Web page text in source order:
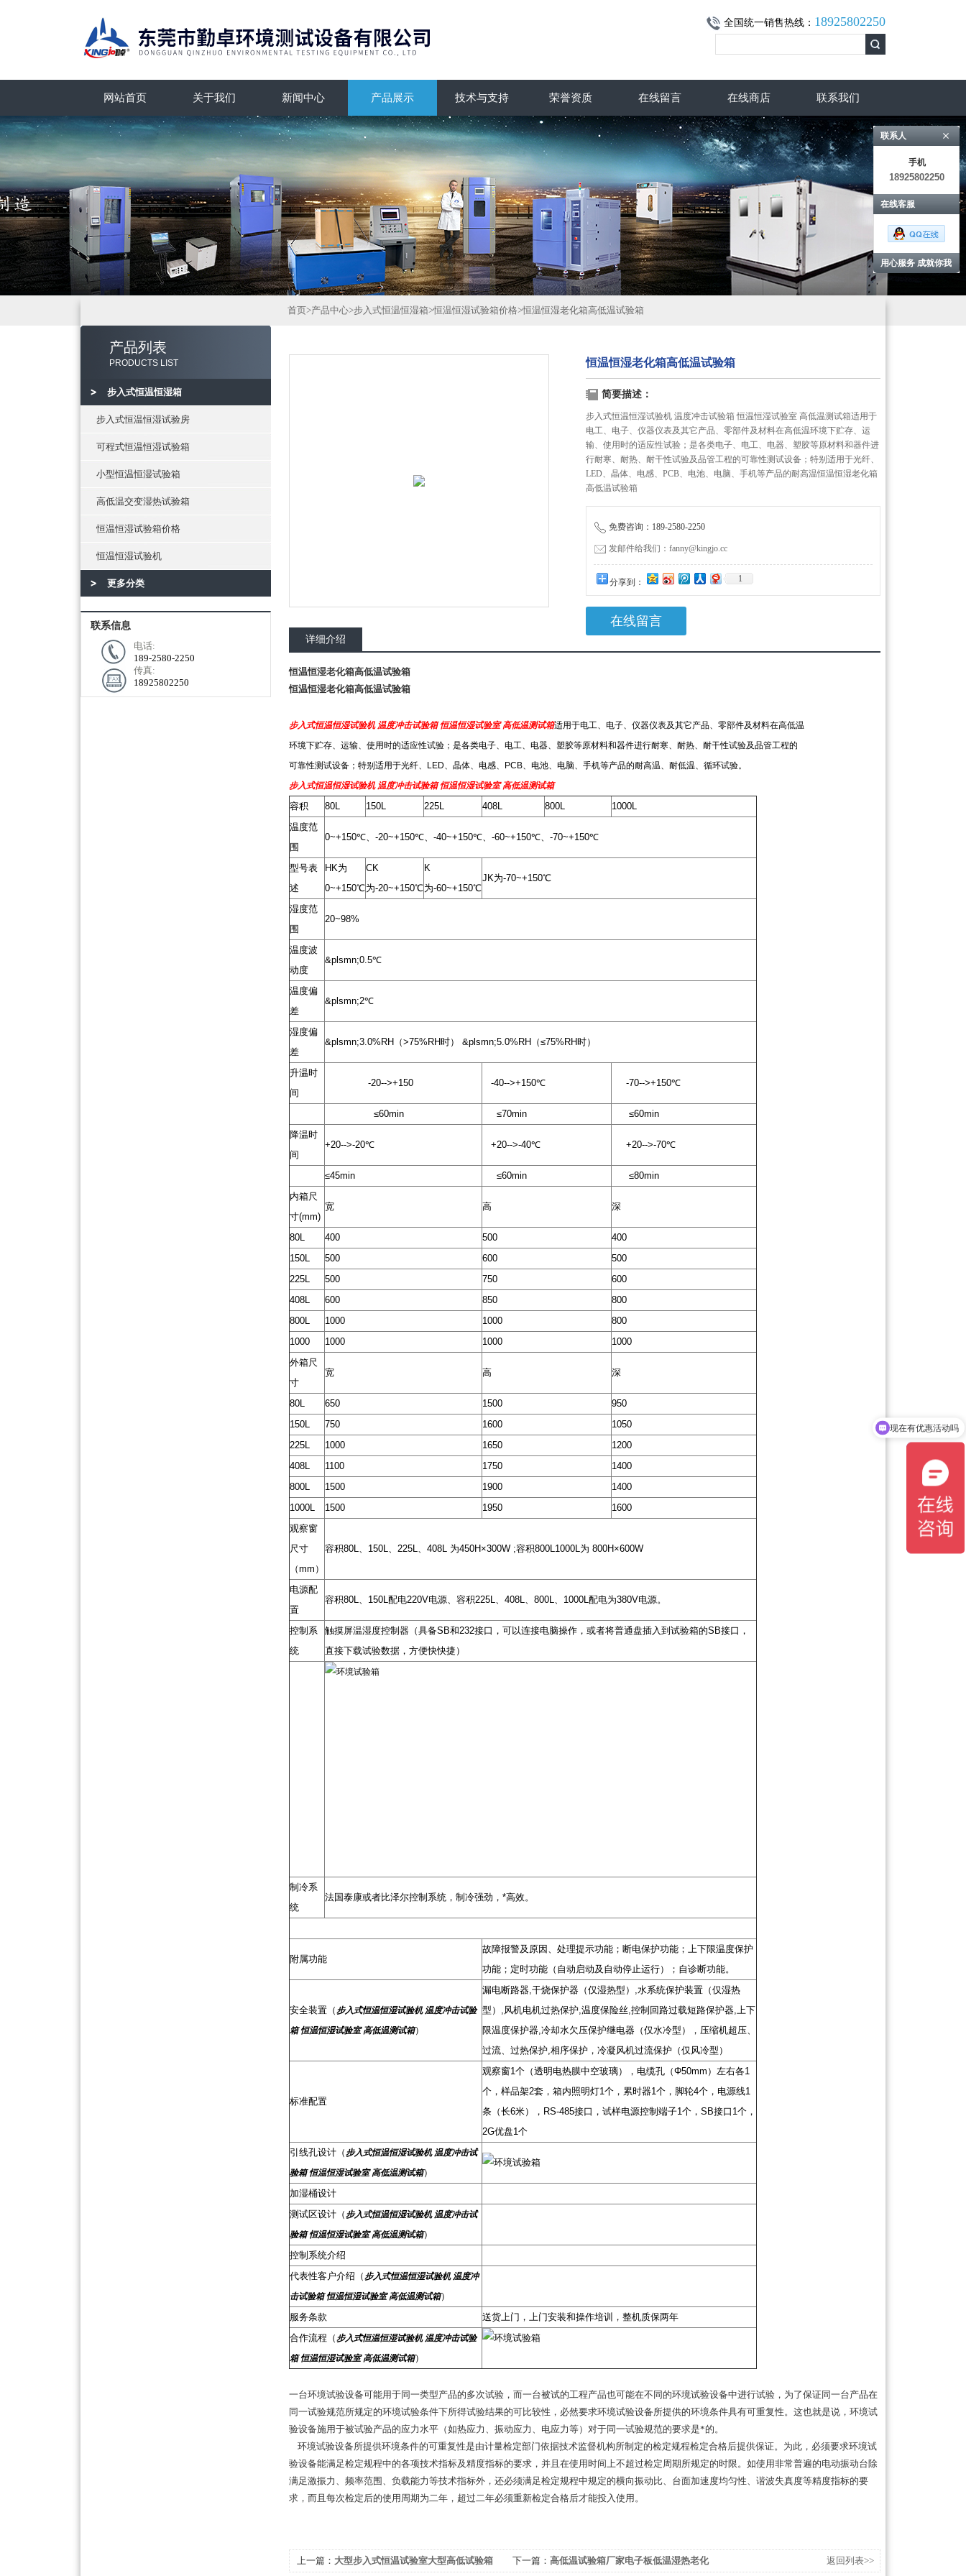
全国统一销售热线： 18925802250
网站首页 关于我们 新闻中心 产品展示 技术与支持 荣誉资质 在线留言 在线商店 联系我们
产品列表
PRODUCTS LIST
步入式恒温恒湿箱
步入式恒温恒湿试验房
可程式恒温恒湿试验箱
小型恒温恒湿试验箱
高低温交变湿热试验箱
恒温恒湿试验箱价格
恒温恒湿试验机
更多分类
联系信息
电话:
189-2580-2250
传真:
18925802250
首页>产品中心>步入式恒温恒湿箱>恒温恒湿试验箱价格>恒温恒湿老化箱高低温试验箱
恒温恒湿老化箱高低温试验箱
简要描述：
步入式恒温恒湿试验机 温度冲击试验箱 恒温恒湿试验室 高低温测试箱适用于
电工、电子、仪器仪表及其它产品、零部件及材料在高低温环境下贮存、运
输、使用时的适应性试验；是各类电子、电工、电器、塑胶等原材料和器件进
行耐寒、耐热、耐干性试验及品管工程的可靠性测试设备；特别适用于光纤、
LED、晶体、电感、PCB、电池、电脑、手机等产品的耐高温恒温恒湿老化箱
高低温试验箱
免费咨询：189-2580-2250
发邮件给我们：fanny@kingjo.cc
分享到： 1
在线留言
详细介绍
恒温恒湿老化箱高低温试验箱
恒温恒湿老化箱高低温试验箱
步入式恒温恒湿试验机 温度冲击试验箱 恒温恒湿试验室 高低温测试箱适用于电工、电子、仪器仪表及其它产品、零部件及材料在高低温
环境下贮存、运输、使用时的适应性试验；是各类电子、电工、电器、塑胶等原材料和器件进行耐寒、耐热、耐干性试验及品管工程的
可靠性测试设备；特别适用于光纤、LED、晶体、电感、PCB、电池、电脑、手机等产品的耐高温、耐低温、循环试验。
步入式恒温恒湿试验机 温度冲击试验箱 恒温恒湿试验室 高低温测试箱
容积 80L 150L 225L 408L 800L
1000L
温度范
围
0~+150℃、-20~+150℃、-40~+150℃、-60~+150℃、-70~+150℃
型号表
述
HK为
0~+150℃
CK
为-20~+150℃
K
为-60~+150℃
JK为-70~+150℃
湿度范
围
20~98%
温度波
动度
&plsmn;0.5℃
温度偏
差
&plsmn;2℃
湿度偏
差
&plsmn;3.0%RH（>75%RH时） &plsmn;5.0%RH（≤75%RH时）
升温时
间
-20-->+150 -40-->+150℃ -70-->+150℃
≤60min ≤70min
≤60min
降温时
间
+20-->-20℃ +20-->-40℃ +20-->-70℃
≤45min ≤60min
≤80min
内箱尺
寸(mm)
宽 高 深
80L 400 500
400
150L
500 600
500
225L
500 750
600
408L
600 850
800
800L
1000 1000
800
1000
1000 1000
1000
外箱尺
寸
宽 高 深
80L 650 1500
950
150L
750 1600
1050
225L
1000 1650
1200
408L
1100 1750
1400
800L
1500 1900
1400
1000L
1500 1950
1600
观察窗
尺寸
（mm）
容积80L、150L、225L、408L 为450H×300W ;容积800L1000L为 800H×600W
电源配
置
容积80L、150L配电220V电源、容积225L、408L、800L、1000L配电为380V电源。
控制系
统
触摸屏温湿度控制器（具备SB和232接口，可以连接电脑操作，或者将普通盘插入到试验箱的SB接口，
直接下载试验数据，方便快快捷）
制冷系
统
法国泰康或者比泽尔控制系统，制冷强劲，*高效。
附属功能
故障报警及原因、处理提示功能；断电保护功能；上下限温度保护
功能；定时功能（自动启动及自动停止运行）；自诊断功能。
安全装置（步入式恒温恒湿试验机 温度冲击试验
箱 恒温恒湿试验室 高低温测试箱）
漏电断路器,干烧保护器（仅湿热型）,水系统保护装置（仅湿热
型）,风机电机过热保护,温度保险丝,控制回路过载短路保护器,上下
限温度保护器,冷却水欠压保护继电器（仅水冷型），压缩机超压、
过流、过热保护,相序保护，冷凝风机过流保护（仅风冷型）
标准配置
观察窗1个（透明电热膜中空玻璃），电缆孔（Φ50mm）左右各1
个，样品架2套，箱内照明灯1个，累时器1个，脚轮4个，电源线1
条（长6米），RS-485接口，试样电源控制端子1个，SB接口1个，
2G优盘1个
引线孔设计（步入式恒温恒湿试验机 温度冲击试
验箱 恒温恒湿试验室 高低温测试箱）
加湿桶设计
测试区设计（步入式恒温恒湿试验机 温度冲击试
验箱 恒温恒湿试验室 高低温测试箱）
控制系统介绍
代表性客户介绍（步入式恒温恒湿试验机 温度冲
击试验箱 恒温恒湿试验室 高低温测试箱）
服务条款
送货上门，上门安装和操作培训，整机质保两年
合作流程（步入式恒温恒湿试验机 温度冲击试验
箱 恒温恒湿试验室 高低温测试箱）
一台环境试验设备可能用于同一类型产品的多次试验，而一台被试的工程产品也可能在不同的环境试验设备中进行试验，为了保证同一台产品在
同一试验规范所规定的环境试验条件下所得试验结果的可比较性，必然要求环境试验设备所提供的环境条件具有可重复性。这也就是说，环境试
验设备施用于被试验产品的应力水平（如热应力、振动应力、电应力等）对于同一试验规范的要求是*的。
环境试验设备所提供环境条件的可重复性是由计量检定部门依据技术监督机构所制定的检定规程检定合格后提供保证。为此，必须要求环境试
验设备能满足检定规程中的各项技术指标及精度指标的要求，并且在使用时间上不超过检定周期所规定的时限。如使用非常普遍的电动振动台除
满足激振力、频率范围、负载能力等技术指标外，还必须满足检定规程中规定的横向振动比、台面加速度均匀性、谐波失真度等精度指标的要
求，而且每次检定后的使用周期为二年，超过二年必须重新检定合格后才能投入使用。
上一篇： 大型步入式恒温试验室大型高低试验箱 下一篇： 高低温试验箱厂家电子板低温湿热老化 返回列表>>
联系人
手机
18925802250
在线客服
用心服务 成就你我
可以介绍下你们的产品么